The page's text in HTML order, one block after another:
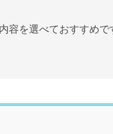
容を選べておすすめで